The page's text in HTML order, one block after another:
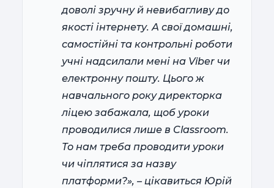
доволі зручну й невибагливу до
якості інтернету. А свої домашні,
самостійні та контрольні роботи
учні надсилали мені на Viber чи
електронну пошту. Цього ж
навчального року директорка
ліцею забажала, щоб уроки
проводилися лише в Classroom.
То нам треба проводити уроки
чи чіплятися за назву
платформи?», – цікавиться Юрій